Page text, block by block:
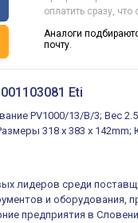
оплатить сразу,
Аналоги
почту.
Eti
PV1000/13/B/3; Вес
318 x 383 x 142mm;
лидеров среди
и оборудования,
предприятия в